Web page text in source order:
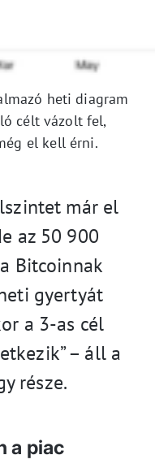
heti diagram
célt vázolt fel,
el kell érni.
már el
az 50 900
Bitcoinnak
gyertyát
a 3-as cél
– áll a
része.
a piac